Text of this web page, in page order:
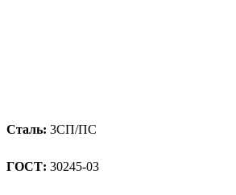
Сталь: 3СП/ПС
ГОСТ: 30245-03